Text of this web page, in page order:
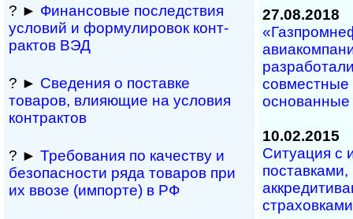
? ► Финансовые послед­ст­вия
усло­вий и фор­му­ли­ро­вок кон­т­
рак­тов ВЭД
? ► Сведения о пос­тав­ке
товаров, вли­я­ю­щие на усло­вия
кон­т­рактов
? ► Требования по ка­чес­тву и
безо­пас­но­сти ряда това­ров при
их ввозе (им­по­р­те) в РФ
27.08.2018
совместные
основанные
10.02.2015
Ситуация с
страховками